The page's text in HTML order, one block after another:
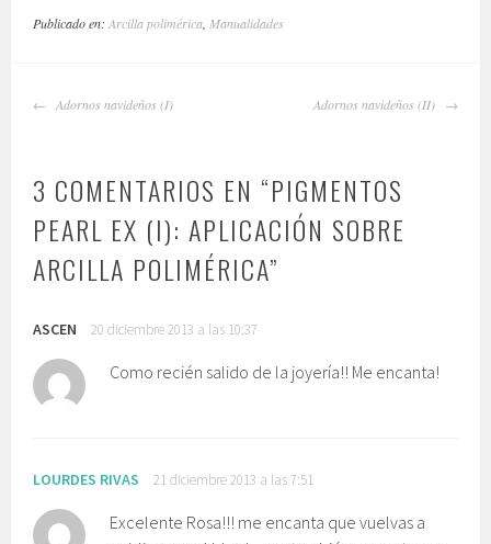
Publicado en:Arcilla polimérica,Manualidades
NAVEGADOR
Adornos navideños (I) Adornos navideños (II)
3 COMENTARIOS EN “PIGMENTOS
PEARL EX (I): APLICACIÓN SOBRE
ARCILLA POLIMÉRICA”
ASCEN 20 diciembre 2013 a las 10:37
Como recién salido de la joyería!! Me encanta!
LOURDES RIVAS 21 diciembre 2013 a las 7:51
Excelente Rosa!!! me encanta que vuelvas a